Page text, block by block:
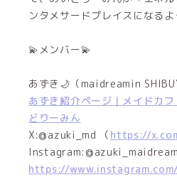
ンタメサードプレイスになる
💫メンバー💫
あずき🌙（maidreamin
あずき紹介ページ｜メイドカ
どりーみん
X:@azuki_md （ https://
https://